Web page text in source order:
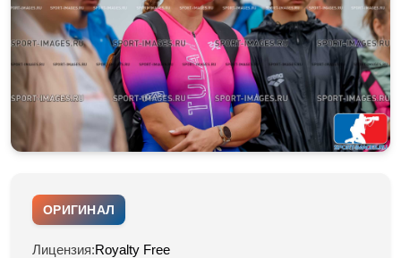
ОРИГИНАЛ
Лицензия:Royalty Free